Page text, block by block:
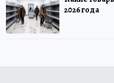
2026 года